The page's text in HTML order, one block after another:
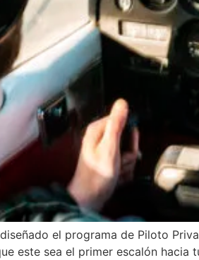
el programa de Piloto
este sea el primer escalón